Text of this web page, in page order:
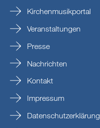
Kirchenmusikportal
Veranstaltungen
Presse
Nachrichten
Kontakt
Impressum
Datenschutzerklärung